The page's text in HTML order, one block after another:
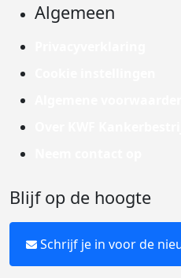
Algemeen
Blijf op de hoogte
Schrijf je in voor de